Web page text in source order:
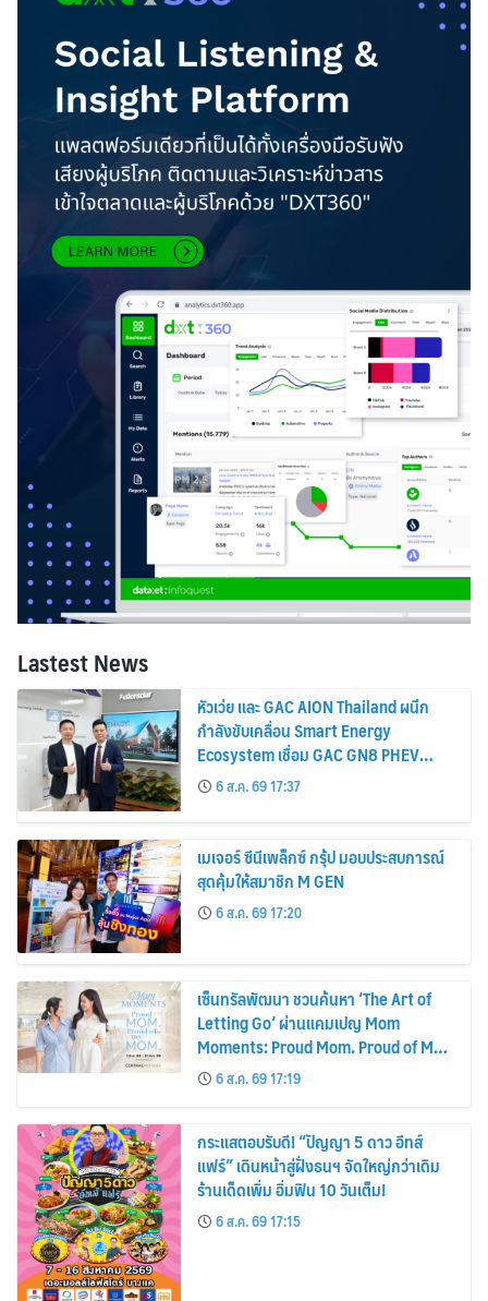
Lastest News
หัวเว่ย และ GAC AION Thailand ผนึก
กำลังขับเคลื่อน Smart Energy
Ecosystem เชื่อม GAC GN8 PHEV
รถยนต์ MPV ระดับพรีเมียม เข้ากับ
พลังงานแสงอาทิตย์ภายในบ้าน
6 ส.ค. 69 17:37
เมเจอร์ ซีนีเพล็กซ์ กรุ้ป มอบประสบการณ์
สุดคุ้มให้สมาชิก M GEN
6 ส.ค. 69 17:20
เซ็นทรัลพัฒนา ชวนค้นหา ‘The Art of
Letting Go’ ผ่านแคมเปญ Mom
Moments: Proud Mom. Proud of My
Mom.6 ส.ค. 69 17:19
กระแสตอบรับดี! “ปัญญา 5 ดาว อีทส์
แฟร์” เดินหน้าสู่ฝั่งธนฯ จัดใหญ่กว่าเดิม
ร้านเด็ดเพิ่ม อิ่มฟิน 10 วันเต็ม!
6 ส.ค. 69 17:15